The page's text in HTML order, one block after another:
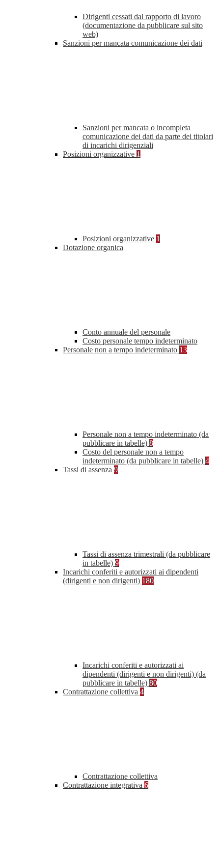
Dirigenti cessati dal rapporto di lavoro
(documentazione da pubblicare sul sito
web)
Sanzioni per mancata comunicazione dei dati
Sanzioni per mancata o incompleta
comunicazione dei dati da parte dei titolari
di incarichi dirigenziali
Posizioni organizzative 1
Posizioni organizzative 1
Dotazione organica
Conto annuale del personale
Costo personale tempo indeterminato
Personale non a tempo indeterminato 13
Personale non a tempo indeterminato (da
pubblicare in tabelle) 8
Costo del personale non a tempo
indeterminato (da pubblicare in tabelle) 4
Tassi di assenza 9
Tassi di assenza trimestrali (da pubblicare
in tabelle) 9
Incarichi conferiti e autorizzati ai dipendenti
(dirigenti e non dirigenti) 180
Incarichi conferiti e autorizzati ai
dipendenti (dirigenti e non dirigenti) (da
pubblicare in tabelle) 80
Contrattazione collettiva 4
Contrattazione collettiva
Contrattazione integrativa 6